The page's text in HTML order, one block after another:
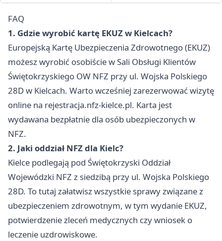
FAQ
1. Gdzie wyrobić kartę EKUZ w Kielcach?
Europejską Kartę Ubezpieczenia Zdrowotnego (EKUZ)
możesz wyrobić osobiście w Sali Obsługi Klientów
Świętokrzyskiego OW NFZ przy ul. Wojska Polskiego
28D w Kielcach. Warto wcześniej zarezerwować wizytę
online na rejestracja.nfz-kielce.pl. Karta jest
wydawana bezpłatnie dla osób ubezpieczonych w
NFZ.
2. Jaki oddział NFZ dla Kielc?
Kielce podlegają pod Świętokrzyski Oddział
Wojewódzki NFZ z siedzibą przy ul. Wojska Polskiego
28D. To tutaj załatwisz wszystkie sprawy związane z
ubezpieczeniem zdrowotnym, w tym wydanie EKUZ,
potwierdzenie zleceń medycznych czy wniosek o
leczenie uzdrowiskowe.